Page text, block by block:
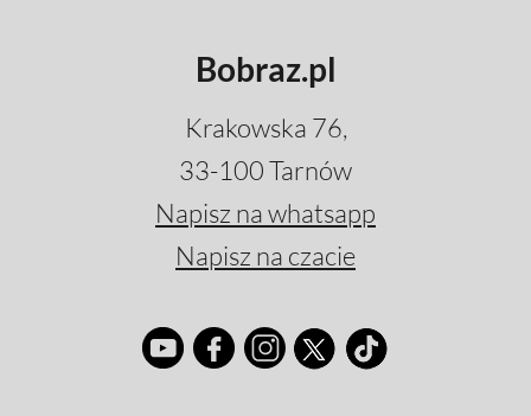
Bobraz.pl
Krakowska 76,
33-100 Tarnów
Napisz na whatsapp
Napisz na czacie